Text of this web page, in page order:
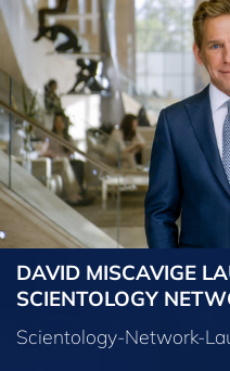
DAVID MISCAVIGE
SCIENTOLOGY
Scientology-Network-